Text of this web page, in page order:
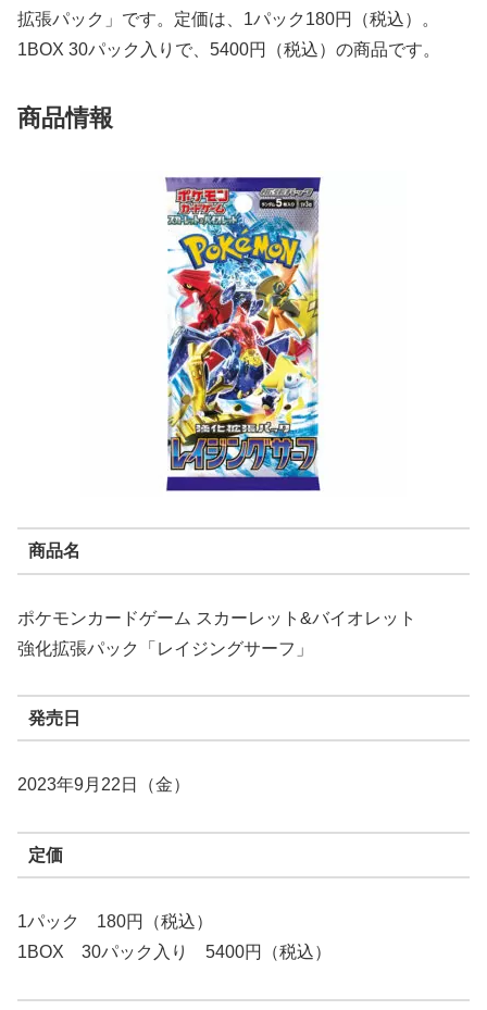
拡張パック」です。定価は、1パック180円（税込）。
1BOX 30パック入りで、5400円（税込）の商品です。
商品情報
商品名
ポケモンカードゲーム スカーレット&バイオレット
強化拡張パック「レイジングサーフ」
発売日
2023年9月22日（金）
定価
1パック 180円（税込）
1BOX 30パック入り 5400円（税込）